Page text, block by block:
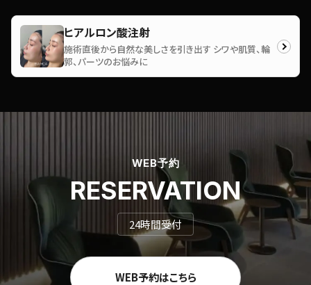
ヒアルロン酸注射
施術直後から自然な美しさを引き出す シワや肌質、輪
郭、パーツのお悩みに
WEB予約
RESERVATION
24時間受付
WEB予約はこちら